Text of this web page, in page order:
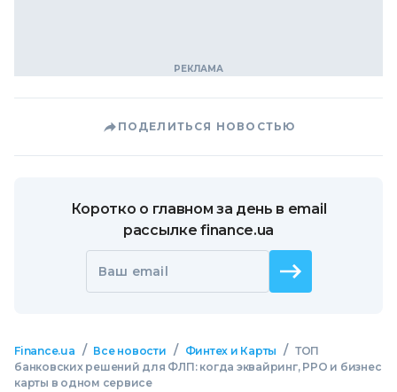
ПОДЕЛИТЬСЯ НОВОСТЬЮ
Коротко о главном за день в email
рассылке finance.ua
Ваш email
Finance.ua / Все новости / Финтех и Карты / ТОП
банковских решений для ФЛП: когда эквайринг, РРО и бизнес
карты в одном сервисе